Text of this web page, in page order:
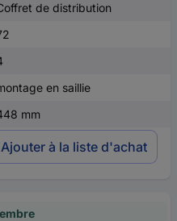
de distribution
en saillie
mm
Ajouter à la liste d'achat